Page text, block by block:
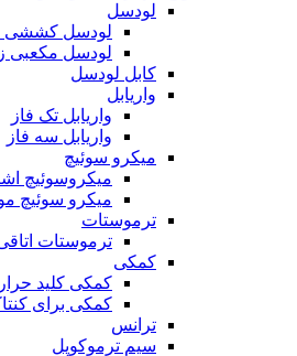
لودسل
لودسل کششی
لودسل مکعبی
کابل لودسل
واریابل
واریابل تک فاز
واریابل سه فاز
میکرو سوئیچ
میکروسوئیچ
میکرو سوئیچ
ترموستات
ترموستات
کمکی
کمکی کلید
کمکی برای
ترانس
سیم ترموکوپل